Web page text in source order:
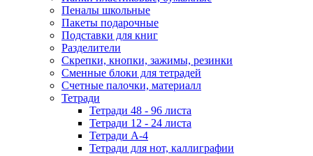
Пеналы школьные
Пакеты подарочные
Подставки для книг
Разделители
Скрепки, кнопки, зажимы, резинки
Сменные блоки для тетрадей
Счетные палочки, материалл
Тетради
Тетради 48 - 96 листа
Тетради 12 - 24 листа
Тетради А-4
Тетради для нот, каллиграфии